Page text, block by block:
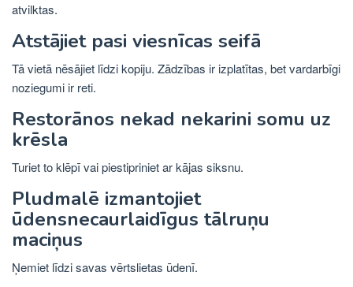
atvilktas.
Atstājiet pasi viesnīcas seifā
Tā vietā nēsājiet līdzi kopiju. Zādzības ir izplatītas, bet vardarbīgi
noziegumi ir reti.
Restorānos nekad nekarini somu uz
krēsla
Turiet to klēpī vai piestipriniet ar kājas siksnu.
Pludmalē izmantojiet
ūdensnecaurlaidīgus tālruņu
maciņus
Ņemiet līdzi savas vērtslietas ūdenī.